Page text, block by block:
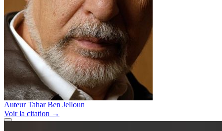
Auteur Tahar Ben Jelloun
Voirla citation →